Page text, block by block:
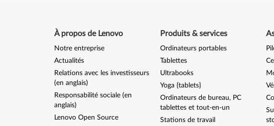
À propos de Lenovo
Notre entreprise
Actualités
Relations avec les investisseurs
(en anglais)
Responsabilité sociale (en
anglais)
Lenovo Open Source
Produits & services
Ordinateurs portables
Tablettes
Ultrabooks
Yoga {tablets}
Ordinateurs de bureau, PC
tablettes et tout-en-un
Stations de travail